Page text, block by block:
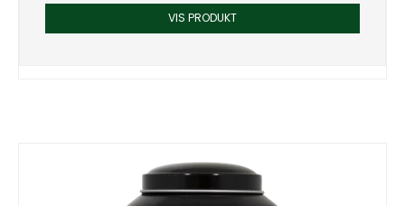
VIS PRODUKT